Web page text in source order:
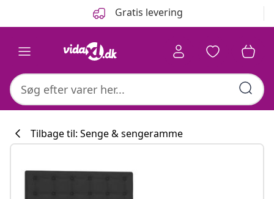
Gratis levering
Tilbage til: Senge & sengeramme